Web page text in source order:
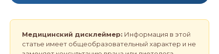
Медицинский дисклеймер: Информация в этой
статье имеет общеобразовательный характер и не